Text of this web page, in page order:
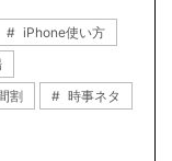
iPhone使い方
割
時事ネタ